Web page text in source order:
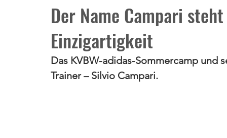
Sommercamp Umfrage
Der Name Campari
Einzigartigkeit
Das KVBW-adidas-Sommercamp und
Trainer – Silvio Campari.